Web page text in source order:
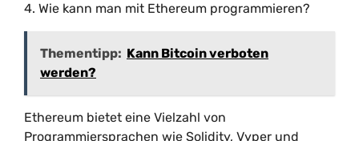
4. Wie kann man mit Ethereum programmieren?
Thementipp: Kann Bitcoin verboten
werden?
Ethereum bietet eine Vielzahl von
Programmiersprachen wie Solidity, Vyper und